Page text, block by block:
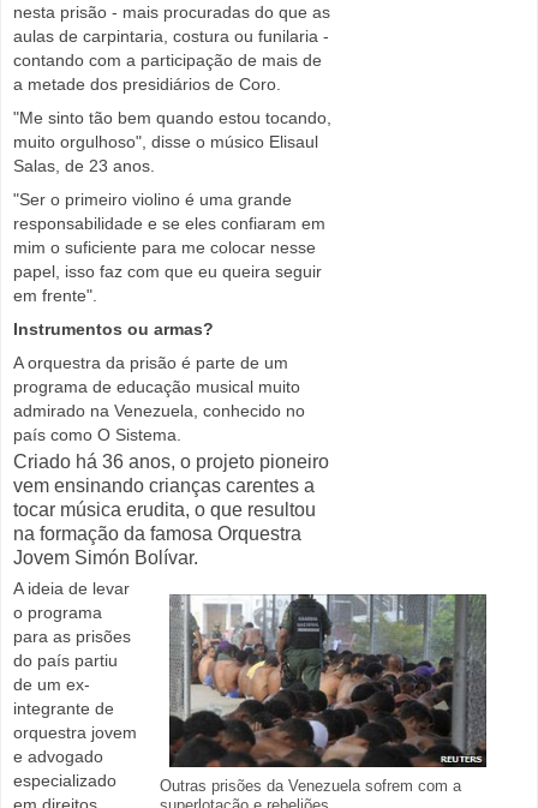
nesta prisão - mais procuradas do que as
aulas de carpintaria, costura ou funilaria -
contando com a participação de mais de
a metade dos presidiários de Coro.
"Me sinto tão bem quando estou tocando,
muito orgulhoso", disse o músico Elisaul
Salas, de 23 anos.
"Ser o primeiro violino é uma grande
responsabilidade e se eles confiaram em
mim o suficiente para me colocar nesse
papel, isso faz com que eu queira seguir
em frente".
Instrumentos ou armas?
A orquestra da prisão é parte de um
programa de educação musical muito
admirado na Venezuela, conhecido no
país como O Sistema.
Criado há 36 anos, o projeto pioneiro
vem ensinando crianças carentes a
tocar música erudita, o que resultou
na formação da famosa Orquestra
Jovem Simón Bolívar.
Outras prisões da Venezuela sofrem com a
A ideia de levar
o programa
para as prisões
do país partiu
de um ex-
integrante de
orquestra jovem
e advogado
especializado